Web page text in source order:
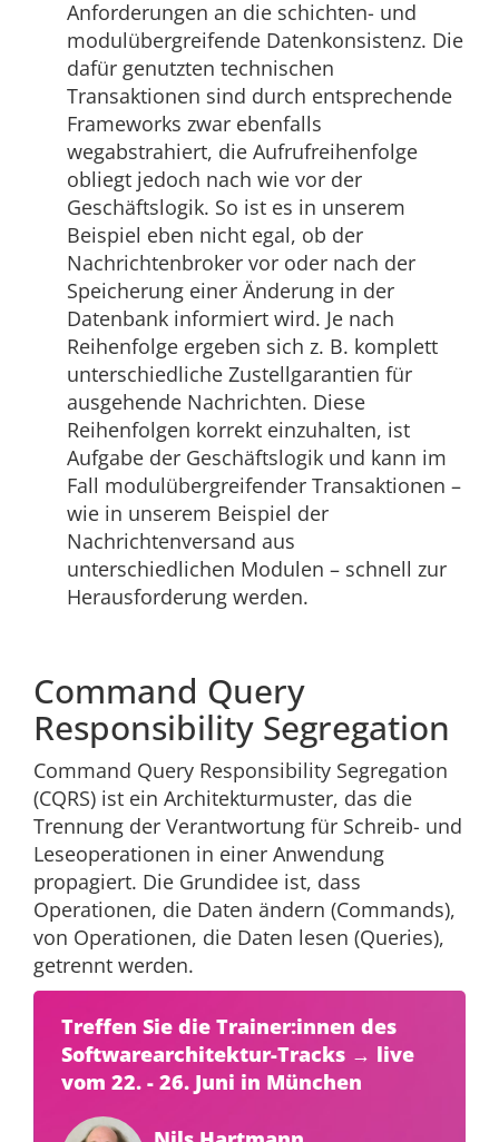
Anforderungen an die schichten- und
modulübergreifende Datenkonsistenz. Die
dafür genutzten technischen
Transaktionen sind durch entsprechende
Frameworks zwar ebenfalls
wegabstrahiert, die Aufrufreihenfolge
obliegt jedoch nach wie vor der
Geschäftslogik. So ist es in unserem
Beispiel eben nicht egal, ob der
Nachrichtenbroker vor oder nach der
Speicherung einer Änderung in der
Datenbank informiert wird. Je nach
Reihenfolge ergeben sich z. B. komplett
unterschiedliche Zustellgarantien für
ausgehende Nachrichten. Diese
Reihenfolgen korrekt einzuhalten, ist
Aufgabe der Geschäftslogik und kann im
Fall modulübergreifender Transaktionen –
wie in unserem Beispiel der
Nachrichtenversand aus
unterschiedlichen Modulen – schnell zur
Herausforderung werden.
Command Query
Responsibility Segregation
Command Query Responsibility Segregation
(CQRS) ist ein Architekturmuster, das die
Trennung der Verantwortung für Schreib- und
Leseoperationen in einer Anwendung
propagiert. Die Grundidee ist, dass
Operationen, die Daten ändern (Commands),
von Operationen, die Daten lesen (Queries),
getrennt werden.
Treffen Sie die Trainer:innen des
Softwarearchitektur-Tracks → live
vom 22. - 26. Juni in München